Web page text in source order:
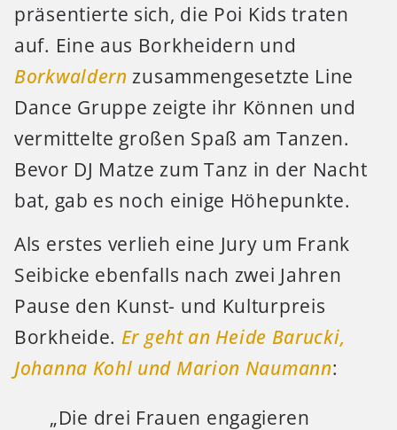
präsentierte sich, die Poi Kids traten
auf. Eine aus Borkheidern und
Borkwaldern zusammengesetzte Line
Dance Gruppe zeigte ihr Können und
vermittelte großen Spaß am Tanzen.
Bevor DJ Matze zum Tanz in der Nacht
bat, gab es noch einige Höhepunkte.
Als erstes verlieh eine Jury um Frank
Seibicke ebenfalls nach zwei Jahren
Pause den Kunst- und Kulturpreis
Borkheide. Er geht an Heide Barucki,
Johanna Kohl und Marion Naumann:
„Die drei Frauen engagieren